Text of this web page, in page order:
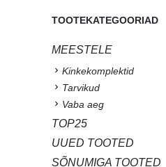
TOOTEKATEGOORIAD
MEESTELE
Kinkekomplektid
Tarvikud
Vaba aeg
TOP25
UUED TOOTED
SÕNUMIGA TOOTED